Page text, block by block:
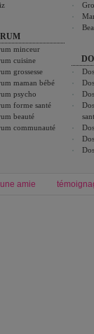
minceur
cuisine
grossesse
maman bébé
psycho
forme santé
beauté
communauté
amie